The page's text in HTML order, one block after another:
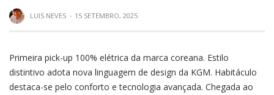
LUIS NEVES · 15 SETEMBRO, 2025
Primeira pick-up 100% elétrica da marca coreana. Estilo
distintivo adota nova linguagem de design da KGM. Habitáculo
destaca-se pelo conforto e tecnologia avançada. Chegada ao